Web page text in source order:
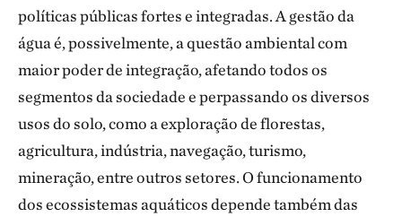
políticas públicas fortes e integradas. A gestão da
água é, possivelmente, a questão ambiental com
maior poder de integração, afetando todos os
segmentos da sociedade e perpassando os diversos
usos do solo, como a exploração de florestas,
agricultura, indústria, navegação, turismo,
mineração, entre outros setores. O funcionamento
dos ecossistemas aquáticos depende também das